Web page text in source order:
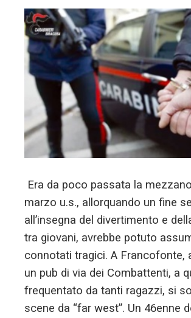
Era da poco passata la
marzo u.s., allorquando un fine
all’insegna del divertimento e
tra giovani, avrebbe potuto
connotati tragici. A Francofonte,
un pub di via dei Combattenti, a
frequentato da tanti ragazzi, si
scene da “far west”. Un 46enne